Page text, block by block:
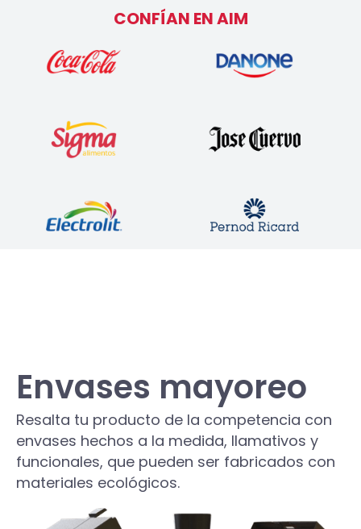
CONFÍAN EN AIM
Envases mayoreo
Resalta tu producto de la competencia con
envases hechos a la medida, llamativos y
funcionales, que pueden ser fabricados con
materiales ecológicos.